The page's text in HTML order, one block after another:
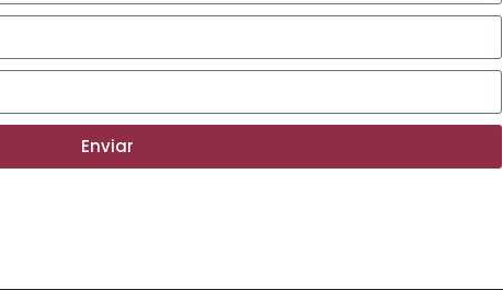
Enviar
Lápis de Sobrancelha Líquido à
Prova D’água de 5 Cores – Longa
Comprar